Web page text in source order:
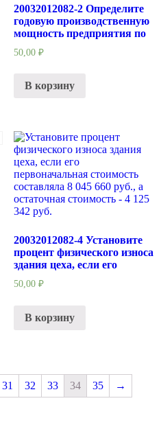
20032012082-2 Определите
годовую производственную
мощность предприятия по
50,00 ₽
В корзину
20032012082-4 Установите
процент физического износа
здания цеха, если его
50,00 ₽
В корзину
31 32 33 34 35 →